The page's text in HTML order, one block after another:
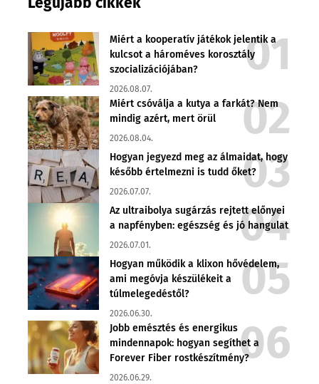
Miért a kooperatív játékok jelentik a
kulcsot a hároméves korosztály
szocializációjában?
2026.08.07.
Miért csóválja a kutya a farkát? Nem
mindig azért, mert örül
2026.08.04.
Hogyan jegyezd meg az álmaidat, hogy
később értelmezni is tudd őket?
2026.07.07.
Az ultraibolya sugárzás rejtett előnyei
a napfényben: egészség és jó hangulat
2026.07.01.
Hogyan működik a klixon hővédelem,
ami megóvja készülékeit a
túlmelegedéstől?
2026.06.30.
Jobb emésztés és energikus
mindennapok: hogyan segíthet a
Forever Fiber rostkészítmény?
2026.06.29.